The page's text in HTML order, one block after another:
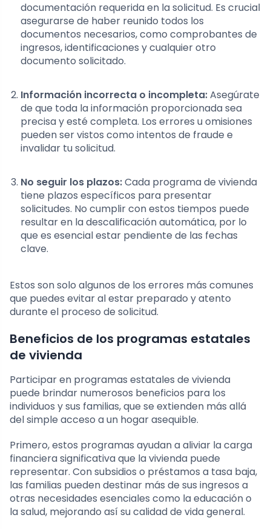
documentación requerida en la solicitud. Es crucial
asegurarse de haber reunido todos los
documentos necesarios, como comprobantes de
ingresos, identificaciones y cualquier otro
documento solicitado.
Información incorrecta o incompleta:Asegúrate
de que toda la información proporcionada sea
precisa y esté completa. Los errores u omisiones
pueden ser vistos como intentos de fraude e
invalidar tu solicitud.
No seguir los plazos:Cada programa de vivienda
tiene plazos específicos para presentar
solicitudes. No cumplir con estos tiempos puede
resultar en la descalificación automática, por lo
que es esencial estar pendiente de las fechas
clave.
Estos son solo algunos de los errores más comunes
que puedes evitar al estar preparado y atento
durante el proceso de solicitud.
Beneficios de los programas estatales
de vivienda
Participar en programas estatales de vivienda
puede brindar numerosos beneficios para los
individuos y sus familias, que se extienden más allá
del simple acceso a un hogar asequible.
Primero, estos programas ayudan a aliviar la carga
financiera significativa que la vivienda puede
representar. Con subsidios o préstamos a tasa baja,
las familias pueden destinar más de sus ingresos a
otras necesidades esenciales como la educación o
la salud, mejorando así su calidad de vida general.